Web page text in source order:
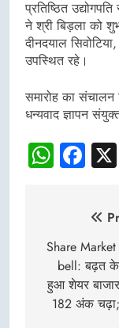
प्रतिष्ठित
ने श्री बिड़ला को
दीनदयाल
उपस्थित रहे।
समारोह का संचालन
धन्यवाद ज्ञापन
Share
bell: बढ़त
हुआ शेयर
182 अंक चढ़ा;